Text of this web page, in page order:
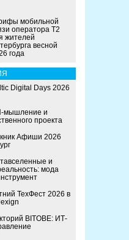
мобильной
оператора Т2
жителей
весной
года
Digital Days 2026
мышление и
проекта
Афиши 2026
и
мода
ТехФест 2026 в
BITOBE: ИТ-